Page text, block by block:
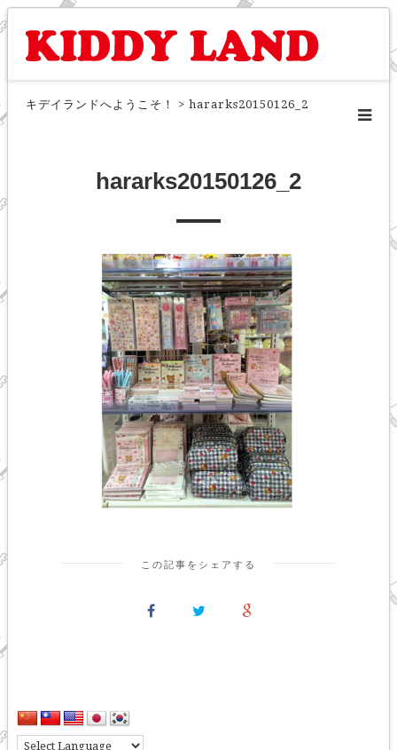
キデイランドへようこそ！ > hararks20150126_2
hararks20150126_2
この記事をシェアする